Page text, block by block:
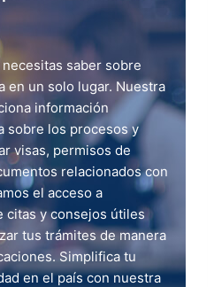
saber sobre
en un solo lugar. Nuestra
información
sobre los procesos y
visas, permisos de
relacionados con
el acceso a
citas y consejos útiles
tus trámites de manera
Simplifica tu
en el país con nuestra